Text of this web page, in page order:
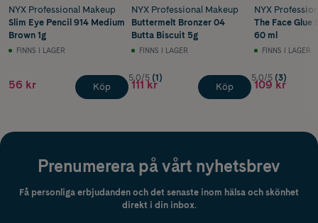
NYX Professional Makeup
Slim Eye Pencil 914 Medium
Brown 1g
FINNS I LAGER
56 kr Köp
NYX Professional Makeup
Buttermelt Bronzer 04
Butta Biscuit 5g
FINNS I LAGER
5.0/5 (1)
111 kr Köp
NYX
The Face Glue
60 ml
FINNS I LAGER
5.0/5 (3)
109 kr
Prenumerera på vårt nyhetsbrev
Få personliga erbjudanden och det senaste inom hälsa och skönhet
direkt i din inbox.